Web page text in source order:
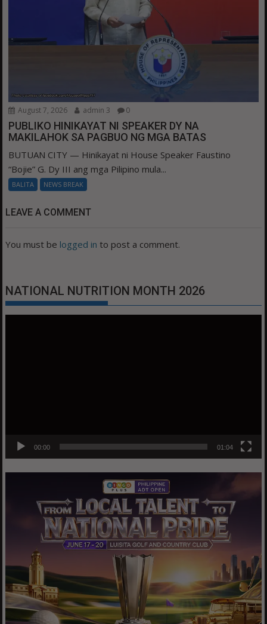
August 7, 2026 admin 3 0
PUBLIKO HINIKAYAT NI SPEAKER DY NA
MAKILAHOK SA PAGBUO NG MGA BATAS
BUTUAN CITY — Hinikayat ni House Speaker Faustino
“Bojie” G. Dy III ang mga Pilipino mula...
BALITA NEWS BREAK
LEAVE A COMMENT
You must be logged in to post a comment.
NATIONAL NUTRITION MONTH 2026
00:00 01:04